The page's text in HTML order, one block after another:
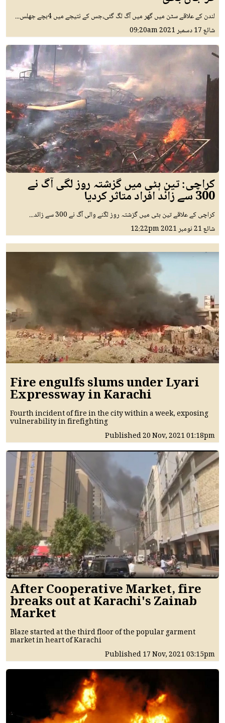
لندن کے علاقے سٹن میں گھر میں آگ لگ گئی،جس کے نتیجے میں 4بچے جھلس...
شائع17 دسمبر 2021 09:20am
کراچی: تین ہٹی میں گزشتہ روز لگی آگ نے
300 سے زائد افراد متاثر کردیا
کراچی کے علاقے تین ہٹی میں گزشتہ روز لگنے والی آگ نے 300 سے زائد...
شائع21 نومبر 2021 12:22pm
Fire engulfs slums under Lyari
Expressway in Karachi
Fourth incident of fire in the city within a week, exposing
vulnerability in firefighting
Published20 Nov, 202101:18pm
After Cooperative Market, fire
breaks out at Karachi's Zainab
Market
Blaze started at the third floor of the popular garment
market in heart of Karachi
Published17 Nov, 202103:15pm